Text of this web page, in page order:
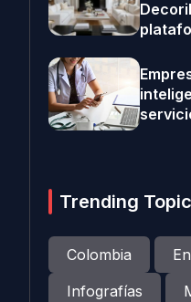
Trending
Colombia
Infografías